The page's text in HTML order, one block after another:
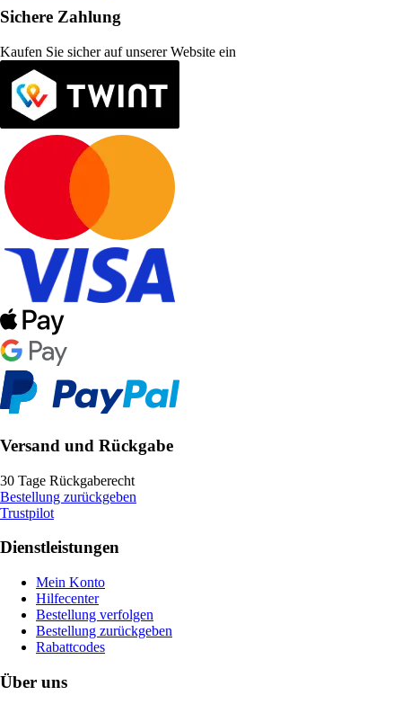
Sichere Zahlung
Kaufen Sie sicher auf unserer Website ein
Versand und Rückgabe
30 Tage Rückgaberecht
Bestellung zurückgeben
Trustpilot
Dienstleistungen
Mein Konto
Hilfecenter
Bestellung verfolgen
Bestellung zurückgeben
Rabattcodes
Über uns